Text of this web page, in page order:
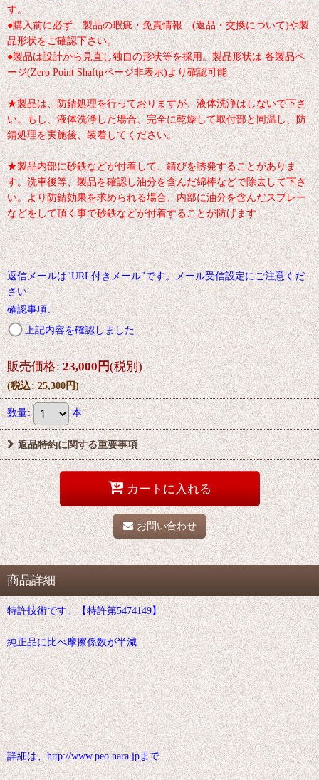
す。
●購入前に必ず、製品の瑕疵・免責情報 (返品・交換について)や製
品形状をご確認下さい。
●製品は設計から見直し独自の形状等を採用。製品形状は 各製品ペ
ージ(Zero Point Shaftμページ非表示)より確認可能
★製品は、防錆処理を行っておりますが、液体洗浄はしないで下さ
い。もし、液体洗浄した場合、完全に乾燥して取付部と同温し、防
錆処理を実施後、装着してください。
★製品内部に砂鉄などが付着して、錆びを誘発することがありま
す。洗車後等、製品を確認し油分を含んだ綿棒などで除去して下さ
い。より防錆効果を求められる場合、内部に油分を含んだスプレー
などをして頂く事で砂鉄などが付着することが防げます
返信メールは"URL付きメール"です。メール受信設定にご注意くだ
さい
確認事項:
上記内容を確認しました
販売価格: 23,000円(税別)
(税込: 25,300円)
数量: 本
返品特約に関する重要事項
カートに入れる
お問い合わせ
商品詳細
特許技術です。【特許第5474149】
純正品に比べ摩擦係数が半減
詳細は、http://www.peo.nara.jpまで